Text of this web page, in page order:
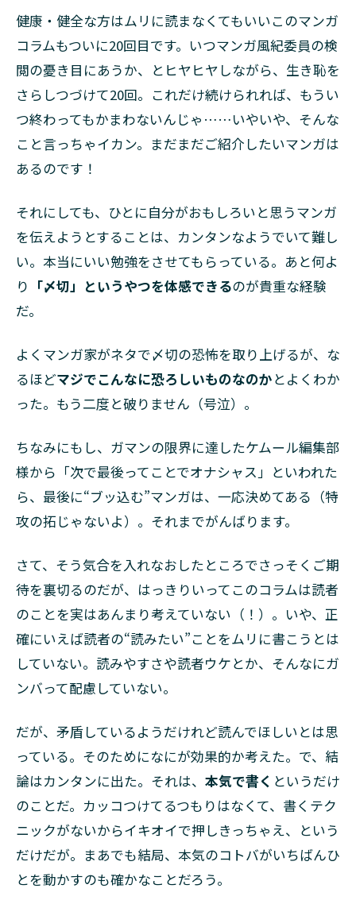
2
理
想
的
な
パ
ロ
デ
マ
ガ
3
略し
て
「ド
とい
ンガ
4
ル
ィ
ン
ン
ガ
バー
ナー
ド・
ショ
ー、
関係
ない
6
しろ
て、
ほん
とに
思っ
て
る？
7
健康・健全な方はムリに読まなくてもいいこのマンガ
コラムもついに20回目です。いつマンガ風紀委員の検
閲の憂き目にあうか、とヒヤヒヤしながら、生き恥を
さらしつづけて20回。これだけ続けられれば、もうい
つ終わってもかまわないんじゃ……いやいや、そんな
こと言っちゃイカン。まだまだご紹介したいマンガは
あるのです！
それにしても、ひとに自分がおもしろいと思うマンガ
を伝えようとすることは、カンタンなようでいて難し
い。本当にいい勉強をさせてもらっている。あと何よ
り 「〆切」というやつを体感できるのが貴重な経験
だ。
よくマンガ家がネタで〆切の恐怖を取り上げるが、な
るほどマジでこんなに恐ろしいものなのかとよくわか
った。もう二度と破りません（号泣）。
ちなみにもし、ガマンの限界に達したケムール編集部
様から「次で最後ってことでオナシャス」といわれた
ら、最後に“ブッ込む”マンガは、一応決めてある（特
攻の拓じゃないよ）。それまでがんばります。
さて、そう気合を入れなおしたところでさっそくご期
待を裏切るのだが、はっきりいってこのコラムは読者
のことを実はあんまり考えていない（！）。いや、正
確にいえば読者の“読みたい”ことをムリに書こうとは
していない。読みやすさや読者ウケとか、そんなにガ
ンバって配慮していない。
だが、矛盾しているようだけれど読んでほしいとは思
っている。そのためになにが効果的か考えた。で、結
論はカンタンに出た。それは、 本気で書く というだけ
のことだ。カッコつけてるつもりはなくて、書くテク
ニックがないからイキオイで押しきっちゃえ、という
だけだが。まあでも結局、本気のコトバがいちばんひ
とを動かすのも確かなことだろう。